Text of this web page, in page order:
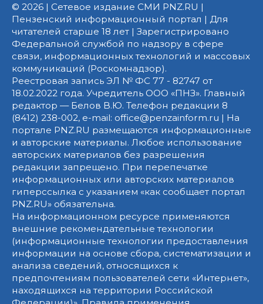
© 2026 | Сетевое издание СМИ PNZ.RU |
Пензенский информационный портал | Для
читателей старше 18 лет | Зарегистрировано
Федеральной службой по надзору в сфере
связи, информационных технологий и массовых
коммуникаций (Роскомнадзор).
Реестровая запись ЭЛ № ФС 77 - 82747 от
18.02.2022 года. Учредитель ООО «ПНЗ». Главный
редактор — Белов В.Ю. Телефон редакции 8
(8412) 238-002, e-mail: office@penzainform.ru | На
портале PNZ.RU размещаются информационные
и авторские материалы. Любое использование
авторских материалов без разрешения
редакции запрещено. При перепечатке
информационных или авторских материалов
гиперссылка с указанием «как сообщает портал
PNZ.RU» обязательна.
На информационном ресурсе применяются
внешние рекомендательные технологии
(информационные технологии предоставления
информации на основе сбора, систематизации и
анализа сведений, относящихся к
предпочтениям пользователей сети «Интернет»,
находящихся на территории Российской